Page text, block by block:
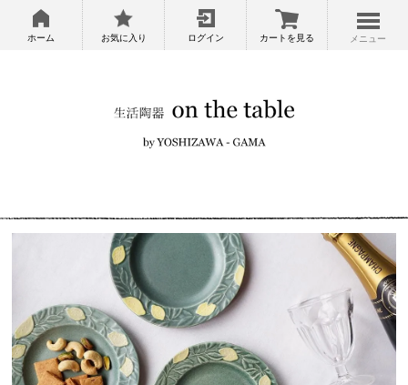
ホーム お気に入り ログイン カートを見る メニュー